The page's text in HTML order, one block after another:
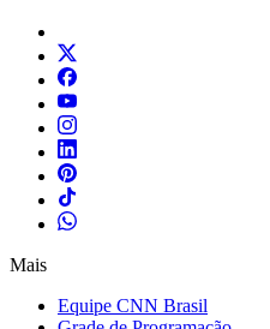
Mais
Equipe CNN Brasil